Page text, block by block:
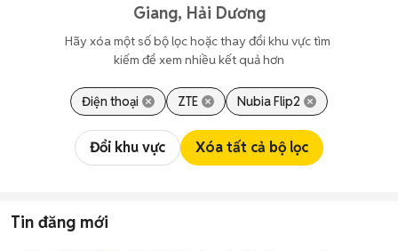
Giang, Hải Dương
Hãy xóa một số bộ lọc hoặc thay đổi khu vực tìm
kiếm để xem nhiều kết quả hơn
Điện thoại ZTE Nubia Flip2
Đổi khu vực Xóa tất cả bộ lọc
Tin đăng mới